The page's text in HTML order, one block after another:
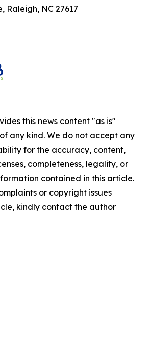
Raleigh, NC 27617
this news content "as is"
any kind. We do not accept any
for the accuracy, content,
completeness, legality, or
contained in this article.
or copyright issues
kindly contact the author